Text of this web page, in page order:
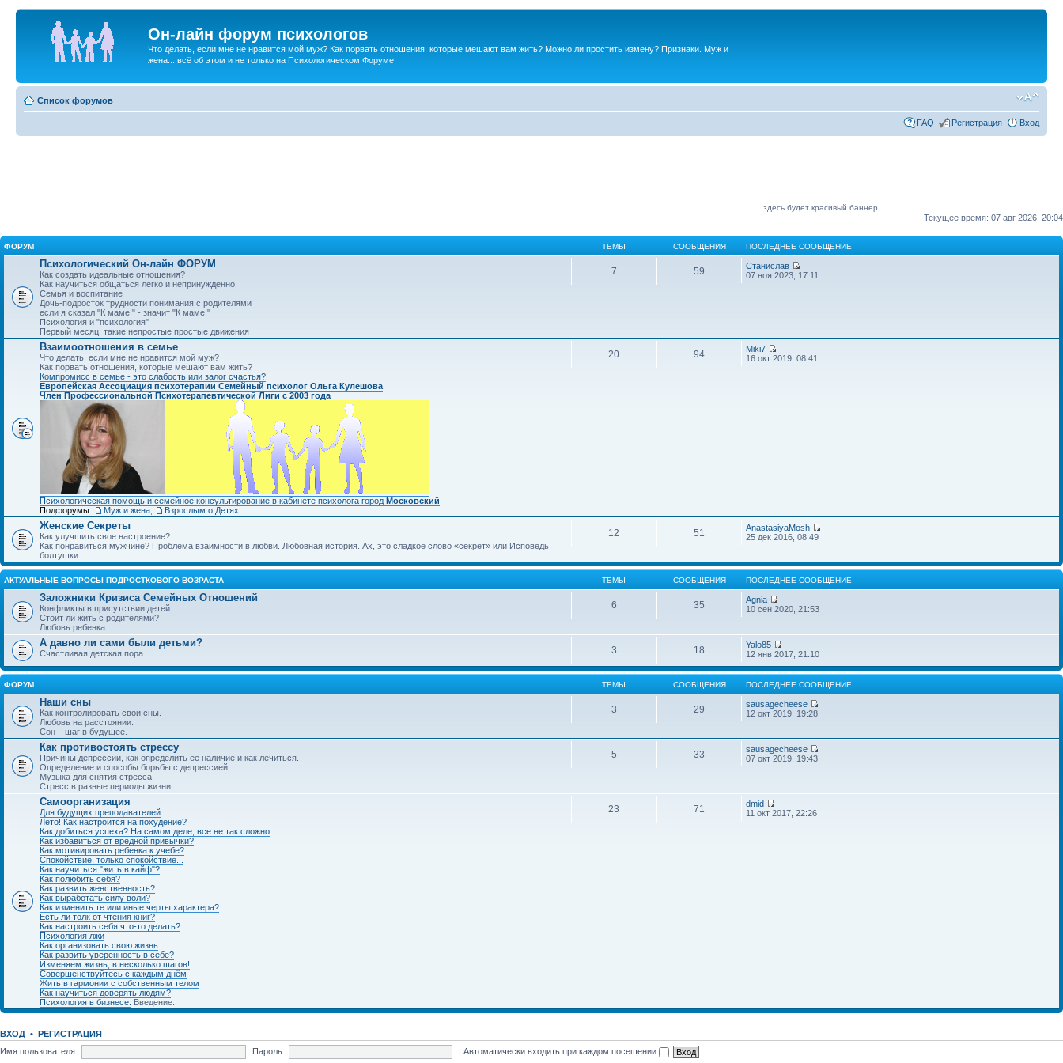
Он-лайн форум психологов
Что делать, если мне не нравится мой муж? Как порвать отношения, которые мешают вам жить? Можно ли простить измену? Признаки. Муж и
жена... всё об этом и не только на Психологическом Форуме
Список форумов
FAQ Регистрация Вход
здесь будет красивый баннер
Текущее время: 07 авг 2026, 20:04
ФОРУМ ТЕМЫ СООБЩЕНИЯ ПОСЛЕДНЕЕ СООБЩЕНИЕ
Психологический Он-лайн ФОРУМ
Как создать идеальные отношения?
Как научиться общаться легко и непринужденно
Семья и воспитание
Дочь-подросток трудности понимания с родителями
если я сказал "К маме!" - значит "К маме!"
Психология и "психология"
Первый месяц: такие непростые простые движения
7 59
Станислав
07 ноя 2023, 17:11
Взаимоотношения в семье
Что делать, если мне не нравится мой муж?
Как порвать отношения, которые мешают вам жить?
Компромисс в семье - это слабость или залог счастья?
Европейская Ассоциация психотерапии Семейный психолог Ольга Кулешова
Член Профессиональной Психотерапевтической Лиги с 2003 года
Психологическая помощь и семейное консультирование в кабинете психолога город Московский
Подфорумы:
Муж и жена Взрослым о Детях
20 94
Miki7
16 окт 2019, 08:41
Женские Секреты
Как улучшить свое настроение?
Как понравиться мужчине? Проблема взаимности в любви. Любовная история. Ах, это сладкое слово «секрет» или Исповедь
болтушки.
12 51
AnastasiyaMosh
25 дек 2016, 08:49
АКТУАЛЬНЫЕ ВОПРОСЫ ПОДРОСТКОВОГО ВОЗРАСТА ТЕМЫ СООБЩЕНИЯ ПОСЛЕДНЕЕ СООБЩЕНИЕ
Заложники Кризиса Семейных Отношений
Конфликты в присутствии детей.
Стоит ли жить с родителями?
Любовь ребенка
6 35
Agnia
10 сен 2020, 21:53
А давно ли сами были детьми?
Счастливая детская пора... 3 18
Yalo85
12 янв 2017, 21:10
ФОРУМ ТЕМЫ СООБЩЕНИЯ ПОСЛЕДНЕЕ СООБЩЕНИЕ
Наши сны
Как контролировать свои сны.
Любовь на расстоянии.
Сон – шаг в будущее.
3 29
sausagecheese
12 окт 2019, 19:28
Как противостоять стрессу
Причины депрессии, как определить её наличие и как лечиться.
Определение и способы борьбы с депрессией
Музыка для снятия стресса
Стресс в разные периоды жизни
5 33
sausagecheese
07 окт 2019, 19:43
Самоорганизация
Для будущих преподавателей
Лето! Как настроится на похудение?
Как добиться успеха? На самом деле, все не так сложно
Как избавиться от вредной привычки?
Как мотивировать ребенка к учебе?
Спокойствие, только спокойствие...
Как научиться "жить в кайф"?
Как полюбить себя?
Как развить женственность?
Как выработать силу воли?
Как изменить те или иные черты характера?
Есть ли толк от чтения книг?
Как настроить себя что-то делать?
Психология лжи
Как организовать свою жизнь
Как развить уверенность в себе?
Изменяем жизнь, в несколько шагов!
Совершенствуйтесь с каждым днём
Жить в гармонии с собственным телом
Как научиться доверять людям?
Психология в бизнесе. Введение.
23 71
dmid
11 окт 2017, 22:26
ВХОД • РЕГИСТРАЦИЯ
Имя пользователя:
Пароль: |Автоматически входить при каждом посещении